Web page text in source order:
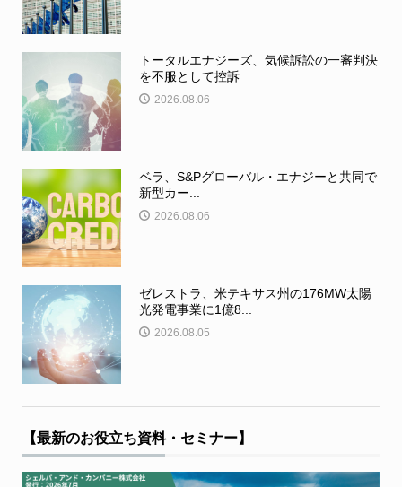
トータルエナジーズ、気候訴訟の一審判決
を不服として控訴
2026.08.06
ベラ、S&Pグローバル・エナジーと共同で
新型カー...
2026.08.06
ゼレストラ、米テキサス州の176MW太陽
光発電事業に1億8...
2026.08.05
【最新のお役立ち資料・セミナー】